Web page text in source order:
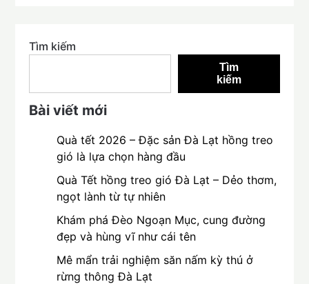
Tìm kiếm
Tìm
kiếm
Bài viết mới
Quà tết 2026 – Đặc sản Đà Lạt hồng treo
gió là lựa chọn hàng đầu
Quà Tết hồng treo gió Đà Lạt – Dẻo thơm,
ngọt lành từ tự nhiên
Khám phá Đèo Ngoạn Mục, cung đường
đẹp và hùng vĩ như cái tên
Mê mẩn trải nghiệm săn nấm kỳ thú ở
rừng thông Đà Lạt